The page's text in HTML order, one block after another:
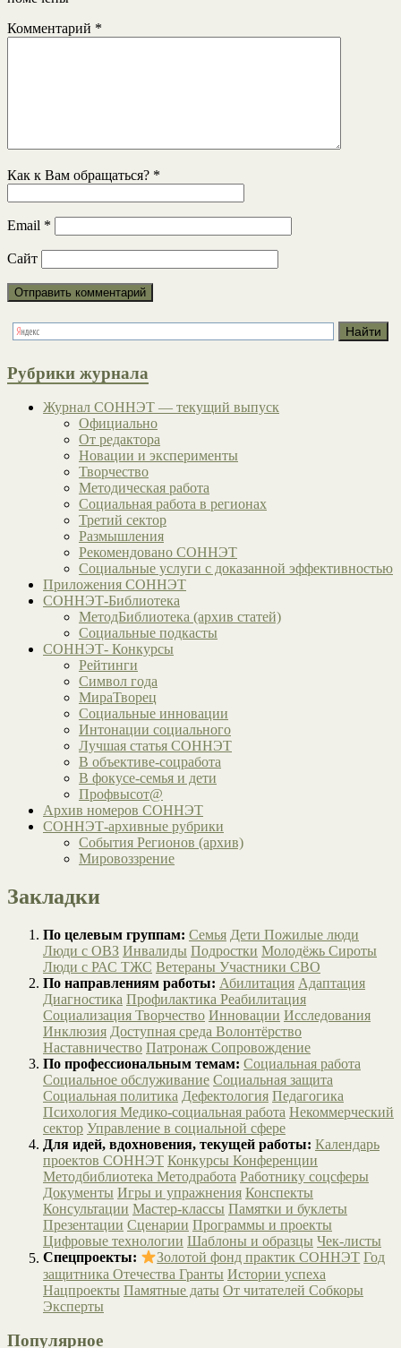
Комментарий *
Как к Вам обращаться? *
Email *
Сайт
Рубрики журнала
Журнал СОННЭТ — текущий выпуск
Официально
От редактора
Новации и эксперименты
Творчество
Методическая работа
Социальная работа в регионах
Третий сектор
Размышления
Рекомендовано СОННЭТ
Социальные услуги с доказанной эффективностью
Приложения СОННЭТ
СОННЭТ-Библиотека
МетодБиблиотека (архив статей)
Социальные подкасты
СОННЭТ- Конкурсы
Рейтинги
Символ года
МираТворец
Социальные инновации
Интонации социального
Лучшая статья СОННЭТ
В объективе-соцработа
В фокусе-семья и дети
Профвысот@
Архив номеров СОННЭТ
СОННЭТ-архивные рубрики
События Регионов (архив)
Мировоззрение
Закладки
По целевым группам: Семья Дети Пожилые люди
Люди с ОВЗ Инвалиды Подростки Молодёжь Сироты
Люди с РАС ТЖС Ветераны Участники СВО
По направлениям работы: Абилитация Адаптация
Диагностика Профилактика Реабилитация
Социализация Творчество Инновации Исследования
Инклюзия Доступная среда Волонтёрство
Наставничество Патронаж Сопровождение
По профессиональным темам: Социальная работа
Социальное обслуживание Социальная защита
Социальная политика Дефектология Педагогика
Психология Медико-социальная работа Некоммерческий
сектор Управление в социальной сфере
Для идей, вдохновения, текущей работы: Календарь
проектов СОННЭТ Конкурсы Конференции
Методбиблиотека Методработа Работнику соцсферы
Документы Игры и упражнения Конспекты
Консультации Мастер-классы Памятки и буклеты
Презентации Сценарии Программы и проекты
Цифровые технологии Шаблоны и образцы Чек-листы
Спецпроекты:
Золотой фонд практик СОННЭТ Год
защитника Отечества Гранты Истории успеха
Нацпроекты Памятные даты От читателей Собкоры
Эксперты
Популярное